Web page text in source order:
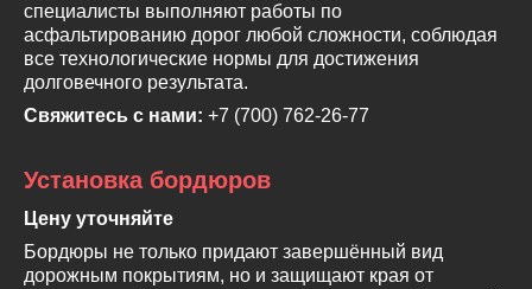
специалисты выполняют работы по
асфальтированию дорог любой сложности, соблюдая
все технологические нормы для достижения
долговечного результата.
Свяжитесь с нами: +7 (700) 762-26-77
Установка бордюров
Цену уточняйте
Бордюры не только придают завершённый вид
дорожным покрытиям, но и защищают края от